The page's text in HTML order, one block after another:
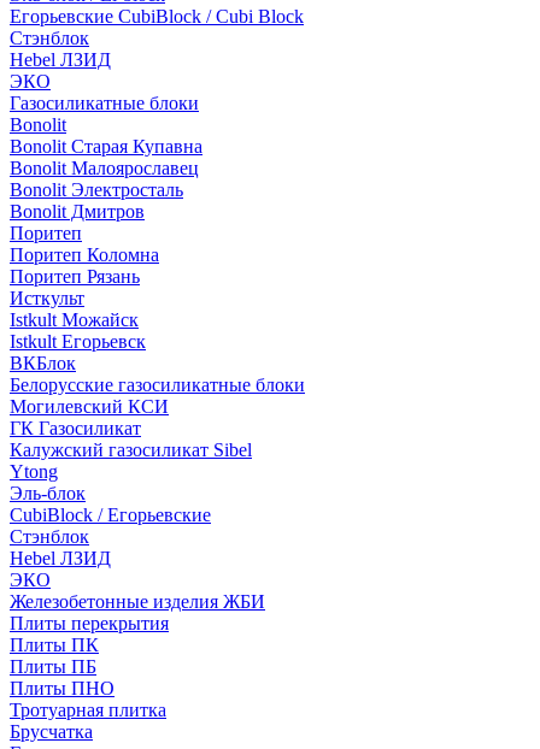
Егорьевские CubiBlock / Cubi Block
Стэнблок
Hebel ЛЗИД
ЭКО
Газосиликатные блоки
Bonolit
Bonolit Старая Купавна
Bonolit Малоярославец
Bonolit Электросталь
Bonolit Дмитров
Поритеп
Поритеп Коломна
Поритеп Рязань
Исткульт
Istkult Можайск
Istkult Егорьевск
ВКБлок
Белорусские газосиликатные блоки
Могилевский КСИ
ГК Газосиликат
Калужский газосиликат Sibel
Ytong
Эль-блок
CubiBlock / Егорьевские
Стэнблок
Hebel ЛЗИД
ЭКО
Железобетонные изделия ЖБИ
Плиты перекрытия
Плиты ПК
Плиты ПБ
Плиты ПНО
Тротуарная плитка
Брусчатка